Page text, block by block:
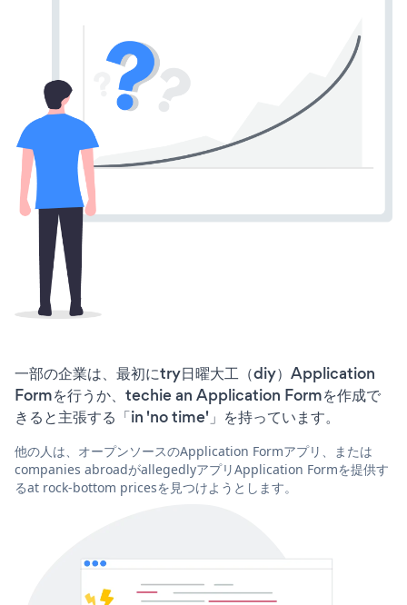
一部の企業は、最初にtry日曜大工（diy）Application
Formを行うか、techie an Application Formを作成で
きると主張する「in 'no time'」を持っています。
他の人は、オープンソースのApplication Formアプリ、または
companies abroadがallegedlyアプリApplication Formを提供す
るat rock-bottom pricesを見つけようとします。